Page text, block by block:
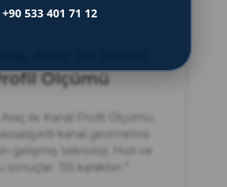
Ölçümü
Araç ile Kanal Profil Ölçümü:
kanal geometrisi
gelişmiş teknoloji. Hızlı ve
sonuçlar. 155 karakter.”
+90 533 401 71 12